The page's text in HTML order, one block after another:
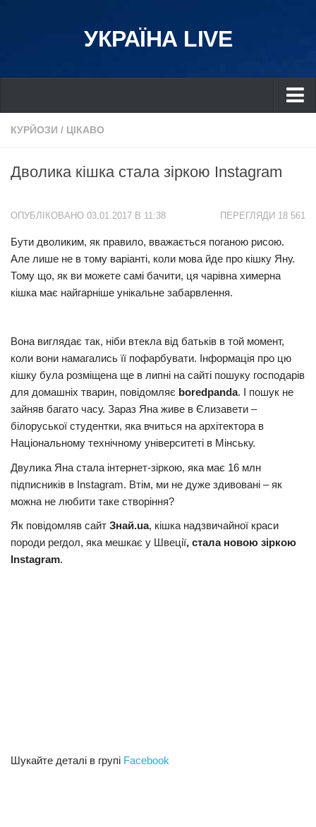
УКРАЇНА LIVE
Україна
Дніпро
Івано-Франківськ
Харків
Одеса
Прикарпаття
Економіка
Політика
Світ
Цікаво
Наука
Технології
Рецепти
Привітання
Шоу-біз
КУРЙОЗИ / ЦІКАВО
Дволика кішка стала зіркою Instagram
ПЕРЕГЛЯДИ 18 561
ОПУБЛІКОВАНО 03.01.2017 В 11:38
Бути дволиким, як правило, вважається поганою рисою.
Але лише не в тому варіанті, коли мова йде про кішку Яну.
Тому що, як ви можете самі бачити, ця чарівна химерна
кішка має найгарніше унікальне забарвлення.
Вона виглядає так, ніби втекла від батьків в той момент,
коли вони намагались її пофарбувати. Інформація про цю
кішку була розміщена ще в липні на сайті пошуку господарів
для домашніх тварин, повідомляє boredpanda. І пошук не
зайняв багато часу. Зараз Яна живе в Єлизавети –
білоруської студентки, яка вчиться на архітектора в
Національному технічному університеті в Мінську.
Двулика Яна стала інтернет-зіркою, яка має 16 млн
підписників в Instagram. Втім, ми не дуже здивовані – як
можна не любити таке створіння?
Як повідомляв сайт Знай.ua, кішка надзвичайної краси
породи регдол, яка мешкає у Швеції, стала новою зіркою
Instagram.
Шукайте деталі в групі Facebook